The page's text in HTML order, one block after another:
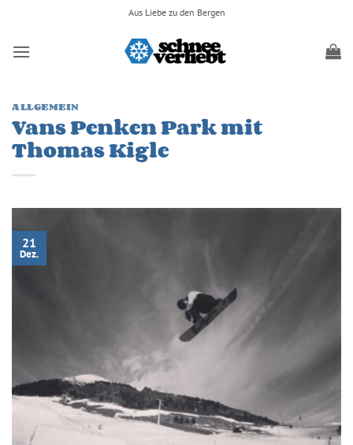
springen
Aus Liebe zu den Bergen
ALLGEMEIN
Vans Penken Park mit
Thomas Kigle
21
Dez.